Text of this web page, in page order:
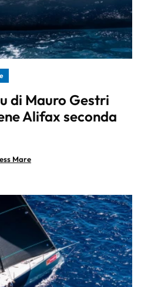
di Mauro Gestri
Alifax seconda
Mare